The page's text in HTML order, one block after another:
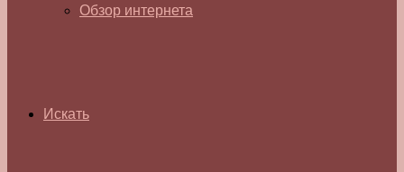
Обзор интернета
Искать